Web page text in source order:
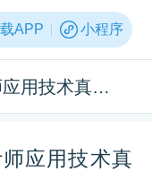
APP 小程序
2026年5月电子商务设计师应用技术真题（考生回忆版）
应用技术真